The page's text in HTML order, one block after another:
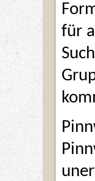
für